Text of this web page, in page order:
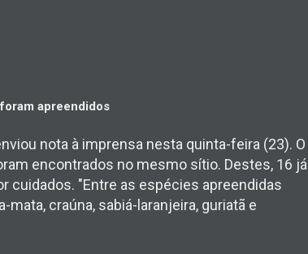
apreendidos
nota à imprensa nesta quinta-feira (23). O
encontrados no mesmo sítio. Destes, 16 já
cuidados. "Entre as espécies apreendidas
craúna, sabiá-laranjeira, guriatã e